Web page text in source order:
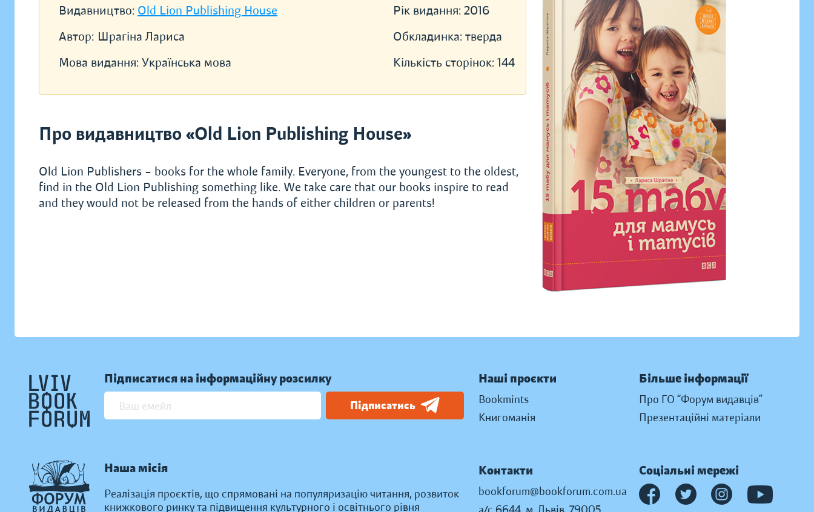
Видавництво: Old Lion Publishing House
Автор: Шрагіна Лариса
Мова видання: Українська мова
Рік видання: 2016
Обкладинка: тверда
Кількість сторінок: 144
Про видавництво «Old Lion Publishing House»
Old Lion Publishers – books for the whole family. Everyone, from the youngest to the oldest,
find in the Old Lion Publishing something like. We take care that our books inspire to read
and they would not be released from the hands of either children or parents!
Підписатися на інформаційну розсилку
Підписатись
Наша місія
Реалізація проєктів, що спрямовані на популяризацію читання, розвиток
книжкового ринку та підвищення культурного і освітнього рівня
Наші проєкти
Bookmints
Книгоманія
Більше інформації
Про ГО “Форум видавців”
Презентаційні матеріали
Контакти
bookforum@bookforum.com.ua
Соціальні мережі